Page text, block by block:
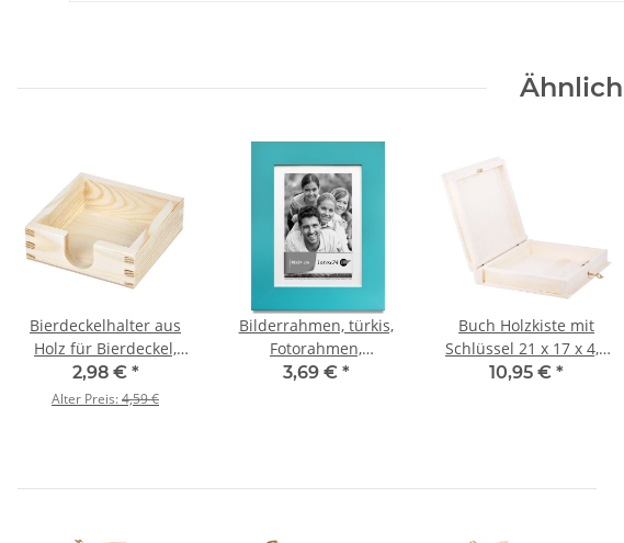
Bierdeckelhalter aus
Holz für Bierdeckel,
125 × 125 × 45 mm
2,98 € *
Alter Preis:4,59 €
Bilderrahmen, türkis,
Fotorahmen,
Glasscheibe,
3,69 € *
Buch Holzkiste mit
Schlüssel 21 x 17 x 4,5
cm, Holzkiste
10,95 € *